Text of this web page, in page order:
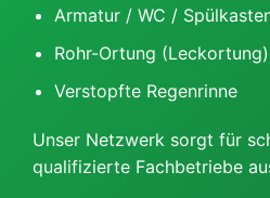
Armatur / WC /
Rohr-Ortung (Leckortung)
Verstopfte Regenrinne
Unser Netzwerk sorgt für
qualifizierte Fachbetriebe